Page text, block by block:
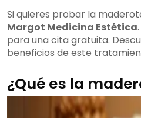
Si quieres probar la
Margot Medicina Estética
para una cita gratuita.
beneficios de este
¿Qué es la